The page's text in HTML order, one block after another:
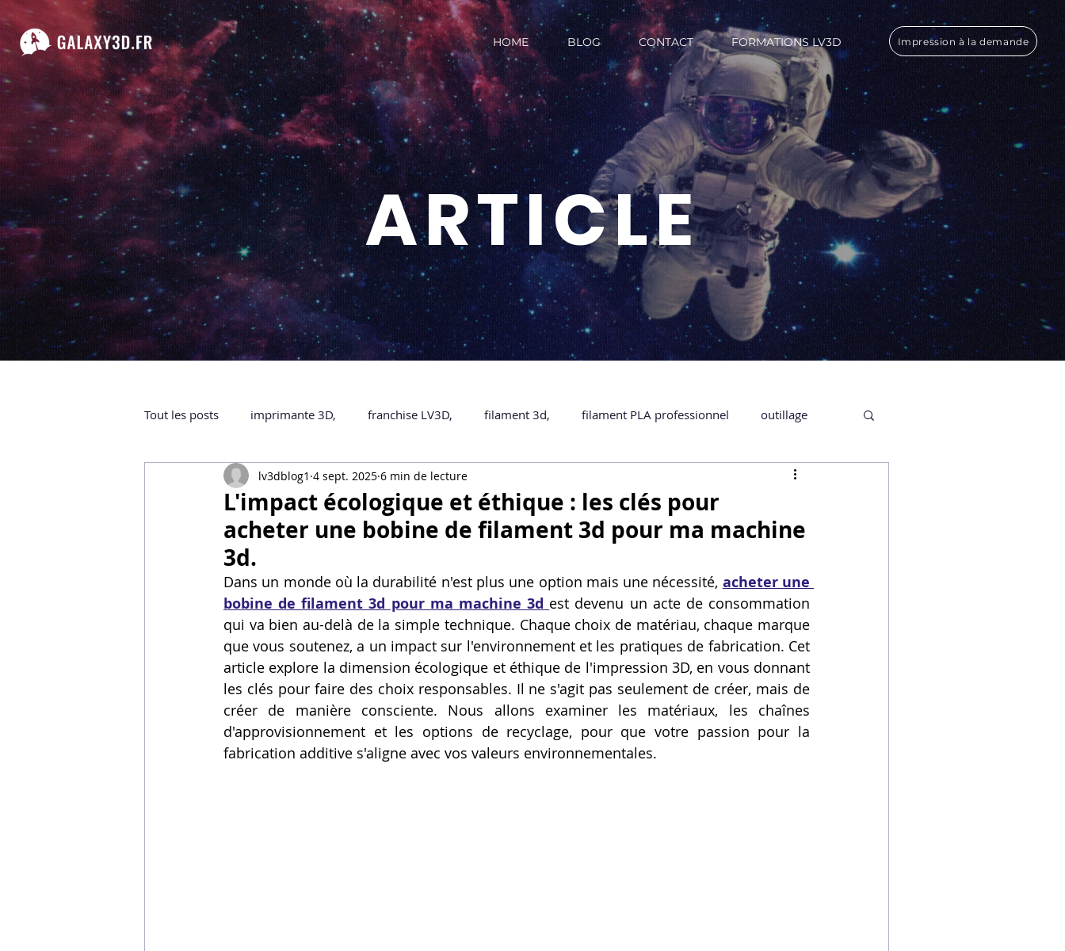
HOME BLOG CONTACT FORMATIONS LV3D Impression à la demande
ARTICLE
Tout les posts imprimante 3D, franchise LV3D, filament 3d, filament PLA professionnel outillage
impression 3D à la demande Accessoires imprimante 3D professionelle
ARTILLERY 3D Formation impression 3D SCANNER 3D impression 3D
certifiée QUALIOPI Refaire une piece en 3D Formation 3D en ligne. Formation 3D CPF CREALITY,
Creality Hi combo Artillery M1 Pro Filament PLA Service administratif en ligne Secrétaire en Ligne
Vidéos sur l'impression 3D, Artillery M1 pro Creality HI combo Filament PETG
L'impact écologique et éthique : les clés pour
acheter une bobine de filament 3d pour ma machine
3d.
lv3dblog1 4 sept. 2025 6 min de lecture
Dans un monde où la durabilité n'est plus une option mais une nécessité, acheter une
bobine de filament 3d pour ma machine 3d est devenu un acte de consommation
qui va bien au-delà de la simple technique. Chaque choix de matériau, chaque marque
que vous soutenez, a un impact sur l'environnement et les pratiques de fabrication. Cet
article explore la dimension écologique et éthique de l'impression 3D, en vous donnant
les clés pour faire des choix responsables. Il ne s'agit pas seulement de créer, mais de
créer de manière consciente. Nous allons examiner les matériaux, les chaînes
d'approvisionnement et les options de recyclage, pour que votre passion pour la
fabrication additive s'aligne avec vos valeurs environnementales.